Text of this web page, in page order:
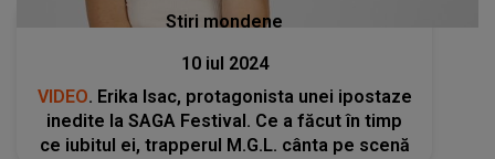
Stiri mondene
10 iul 2024
VIDEO. Erika Isac, protagonista unei ipostaze
inedite la SAGA Festival. Ce a făcut în timp
ce iubitul ei, trapperul M.G.L. cânta pe scenă